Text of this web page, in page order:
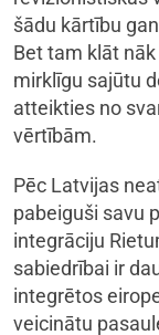
šādu kārtību
Bet tam klāt
mirklīgu sajūtu
atteikties no
vērtībām.
Pēc Latvijas
pabeiguši savu
integrāciju
sabiedrībai ir
integrētos
veicinātu